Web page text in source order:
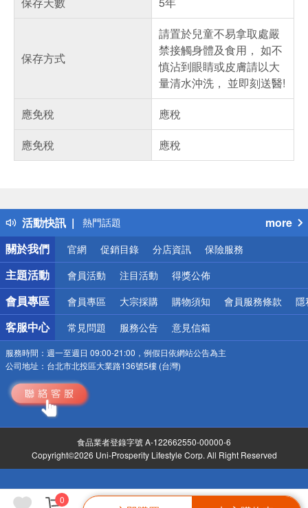
0
保存方式
請置於兒童不易拿取處嚴
禁接觸身體及食用， 如不
慎沾到眼睛或皮膚請以大
量清水沖洗， 並即刻送醫!
應免稅
應稅
應免稅
應稅
活動快訊
得獎公告
熱門話題
銀行優惠
偏遠地區配送
詐騙網頁！請小心！
more
關於我們
官網 促銷目錄 分店資訊 保險服務
主題活動 會員活動 注目活動 得獎公佈
會員專區 會員專區 大宗採購 購物須知 會員服務條款 隱
客服中心 常見問題 服務公告 意見信箱
服務時間： 週一至週日 09:00-21:00，例假日依網站公告為主
公司地址： 台北市北投區大業路136號5樓 (台灣)
食品業者登錄字號 A-122662550-00000-6
Copyright©2026 Uni-Prosperity Lifestyle Corp. All Right Reserved